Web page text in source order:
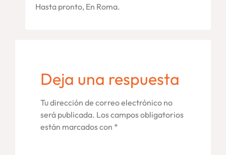
Hasta pronto, En Roma.
Deja una respuesta
Tu dirección de correo electrónico no
será publicada. Los campos obligatorios
están marcados con *